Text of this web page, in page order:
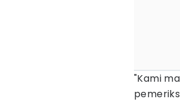
"Kami